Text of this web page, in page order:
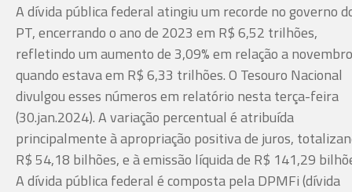
A dívida pública federal atingiu um recorde no governo
PT, encerrando o ano de 2023 em R$ 6,52 trilhões,
refletindo um aumento de 3,09% em relação a
quando estava em R$ 6,33 trilhões. O Tesouro Nacional
divulgou esses números em relatório nesta terça-feira
(30.jan.2024). A variação percentual é atribuída
principalmente à apropriação positiva de juros,
R$ 54,18 bilhões, e à emissão líquida de R$ 141,29
A dívida pública federal é composta pela DPMFi (dívida